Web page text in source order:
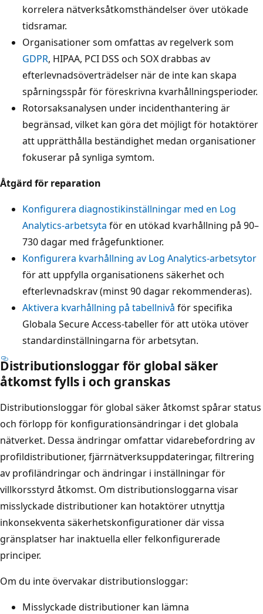
korrelera nätverksåtkomsthändelser över utökade
tidsramar.
Organisationer som omfattas av regelverk som
GDPR, HIPAA, PCI DSS och SOX drabbas av
efterlevnadsöverträdelser när de inte kan skapa
spårningsspår för föreskrivna kvarhållningsperioder.
Rotorsaksanalysen under incidenthantering är
begränsad, vilket kan göra det möjligt för hotaktörer
att upprätthålla beständighet medan organisationer
fokuserar på synliga symtom.
Åtgärd för reparation
Konfigurera diagnostikinställningar med en Log
Analytics-arbetsyta för en utökad kvarhållning på 90–
730 dagar med frågefunktioner.
Konfigurera kvarhållning av Log Analytics-arbetsytor
för att uppfylla organisationens säkerhet och
efterlevnadskrav (minst 90 dagar rekommenderas).
Aktivera kvarhållning på tabellnivå för specifika
Globala Secure Access-tabeller för att utöka utöver
standardinställningarna för arbetsytan.
Distributionsloggar för global säker
åtkomst fylls i och granskas
Distributionsloggar för global säker åtkomst spårar status
och förlopp för konfigurationsändringar i det globala
nätverket. Dessa ändringar omfattar vidarebefordring av
profildistributioner, fjärrnätverksuppdateringar, filtrering
av profiländringar och ändringar i inställningar för
villkorsstyrd åtkomst. Om distributionsloggarna visar
misslyckade distributioner kan hotaktörer utnyttja
inkonsekventa säkerhetskonfigurationer där vissa
gränsplatser har inaktuella eller felkonfigurerade
principer.
Om du inte övervakar distributionsloggar:
Misslyckade distributioner kan lämna